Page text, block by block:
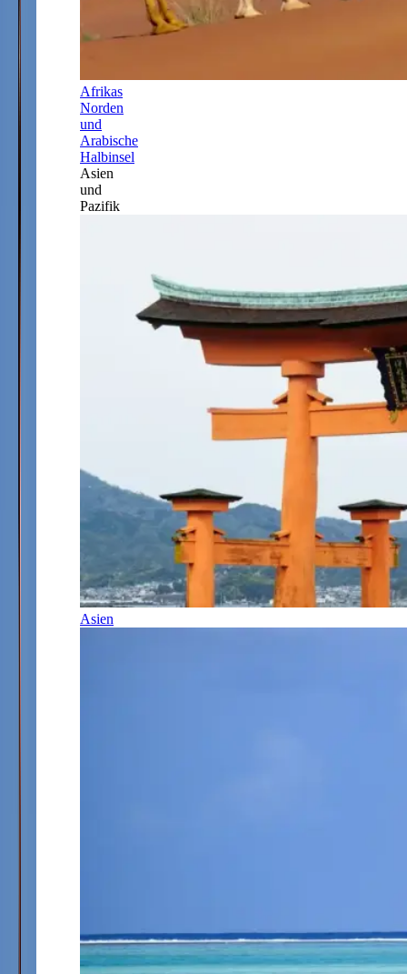
Afrikas
Norden
und
Arabische
Halbinsel
Asien
und
Pazifik
Asien